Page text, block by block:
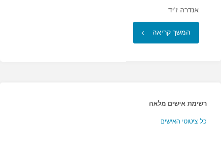
אנדרה ז'יד
המשך קריאה "לא
רשימת אישים מלאה
כל ציטוטי האישים